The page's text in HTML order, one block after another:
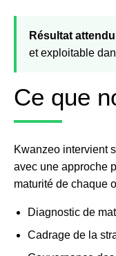
Résultat
et exploitable
Ce que
Kwanzeo intervient
avec une approche
maturité de chaque
Diagnostic de
Cadrage de la